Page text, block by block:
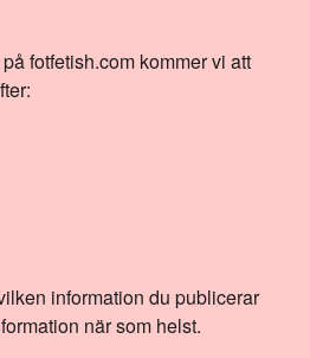
fotfetish.com kommer vi att
information du publicerar
när som helst.